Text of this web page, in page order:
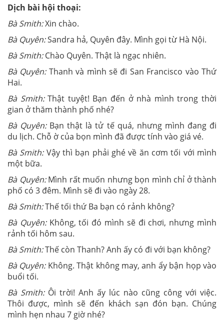
Dịch bài hội thoại:
Bà Smith:Xin chào.
Bà Quyên:Sandra hả, Quyên đây. Mình gọi từ Hà Nội.
Bà Smith:Chào Quyên. Thật là ngạc nhiên.
Bà Quyên:Thanh và mình sẽ đi San Francisco vào Thứ
Hai.
Bà Smith:Thật tuyệt! Bạn đến ở nhà mình trong thời
gian ở thăm thành phố nhé?
Bà Quyên:Bạn thật là tử tế quá, nhưng mình đang đi
du lịch. Chỗ ờ của bọn mình đã được tính vào giá vé.
Bà Smith:Vậy thì bạn phải ghé về ăn cơm tối với mình
một bữa.
Bà Quyên:Mình rất muốn nhưng bọn mình chỉ ở thành
phố có 3 đêm. Mình sẽ đi vào ngày 28.
Bà Smith:Thế tối thứ Ba bạn có rảnh không?
Bà Quyên:Không, tối đó mình sẽ đi chơi, nhưng mình
rảnh tối hôm sau.
Bà Smith:Thế còn Thanh? Anh ấy có đi với bạn không?
Bà Quyên:Không. Thật không may, anh ẩy bận họp vào
buổi tối.
Bà Smith:Ôi trời! Anh ấy lúc nào cũng công với việc.
Thôi được, mình sẽ đến khách sạn đón bạn. Chúng
mình hẹn nhau 7 giờ nhé?